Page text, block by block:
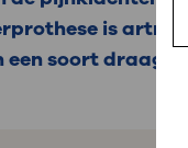
Uw bezoek aan
meer digitaal
is
soort